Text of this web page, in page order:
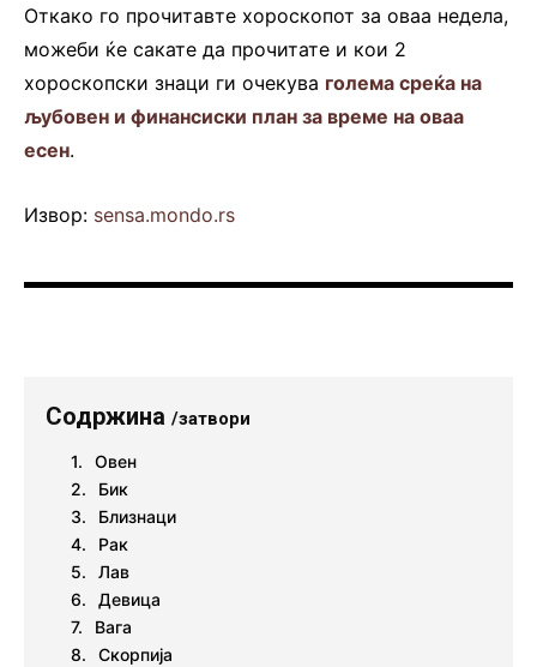
Откако го прочитавте хороскопот за оваа недела,
можеби ќе сакате да прочитате и кои 2
хороскопски знаци ги очекува голема среќа на
љубовен и финансиски план за време на оваа
есен.
Извор: sensa.mondo.rs
Содржина /затвори
Овен
Бик
Близнаци
Рак
Лав
Девица
Вага
Скорпија